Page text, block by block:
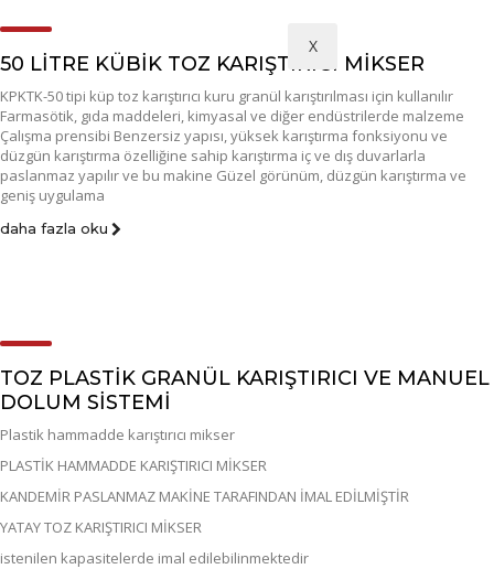
X
50 LİTRE KÜBİK TOZ KARIŞTIRICI MİKSER
KPKTK-50 tipi küp toz karıştırıcı kuru granül karıştırılması için kullanılır
Farmasötik, gıda maddeleri, kimyasal ve diğer endüstrilerde malzeme
Çalışma prensibi Benzersiz yapısı, yüksek karıştırma fonksiyonu ve
düzgün karıştırma özelliğine sahip karıştırma iç ve dış duvarlarla
paslanmaz yapılır ve bu makine Güzel görünüm, düzgün karıştırma ve
geniş uygulama
daha fazla oku
TOZ PLASTİK GRANÜL KARIŞTIRICI VE MANUEL
DOLUM SİSTEMİ
Plastik hammadde karıştırıcı mikser
PLASTİK HAMMADDE KARIŞTIRICI MİKSER
KANDEMİR PASLANMAZ MAKİNE TARAFINDAN İMAL EDİLMİŞTİR
YATAY TOZ KARIŞTIRICI MİKSER
istenilen kapasitelerde imal edilebilinmektedir